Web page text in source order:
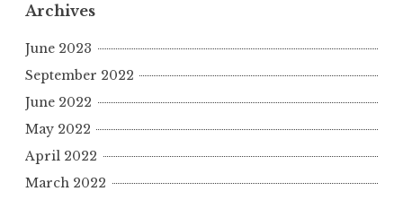
Archives
June 2023
September 2022
June 2022
May 2022
April 2022
March 2022